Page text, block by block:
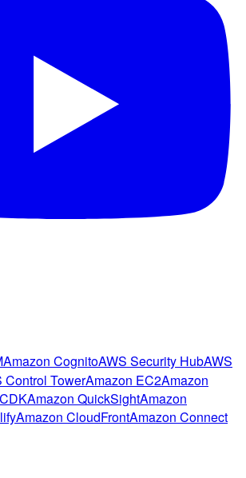
Amazon CognitoAWS Security HubAWS
Control TowerAmazon EC2Amazon
Amazon QuickSightAmazon
Amazon CloudFrontAmazon Connect